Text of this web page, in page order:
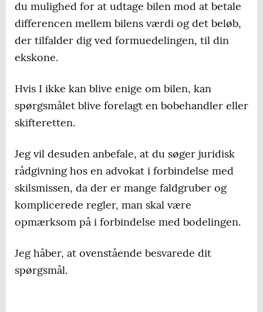
du mulighed for at udtage bilen mod at betale
differencen mellem bilens værdi og det beløb,
der tilfalder dig ved formuedelingen, til din
ekskone.
Hvis I ikke kan blive enige om bilen, kan
spørgsmålet blive forelagt en bobehandler eller
skifteretten.
Jeg vil desuden anbefale, at du søger juridisk
rådgivning hos en advokat i forbindelse med
skilsmissen, da der er mange faldgruber og
komplicerede regler, man skal være
opmærksom på i forbindelse med bodelingen.
Jeg håber, at ovenstående besvarede dit
spørgsmål.